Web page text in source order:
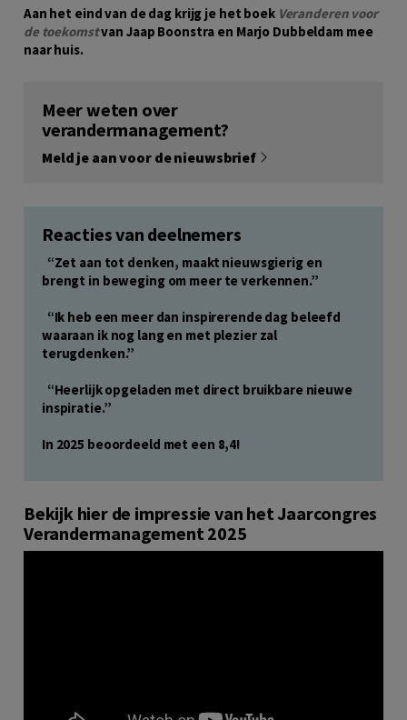
Aan het eind van de dag krijg je het boek Veranderen voor
de toekomstvan Jaap Boonstra en Marjo Dubbeldam mee
naar huis.
Meer weten over
verandermanagement?
Meld je aan voor de nieuwsbrief
Reacties van deelnemers
“Zet aan tot denken, maakt nieuwsgierig en
brengt in beweging om meer te verkennen.”
“Ik heb een meer dan inspirerende dag beleefd
waaraan ik nog lang en met plezier zal
terugdenken.”
“Heerlijk opgeladen met direct bruikbare nieuwe
inspiratie.”
In 2025 beoordeeld met een 8,4!
Bekijk hier de impressie van het Jaarcongres
Verandermanagement 2025